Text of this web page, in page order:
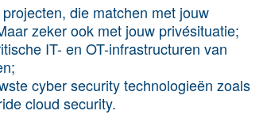
die matchen met jouw
zeker ook met jouw privésituatie;
IT- en OT-infrastructuren van
cyber security technologieën zoals
cloud security.